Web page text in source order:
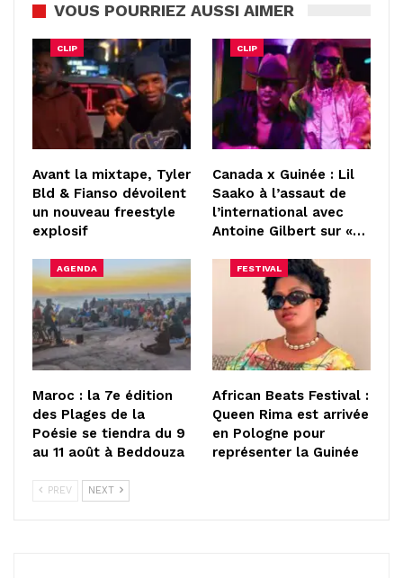
VOUS POURRIEZ AUSSI AIMER
CLIP
Avant la mixtape, Tyler
Bld & Fianso dévoilent
un nouveau freestyle
explosif
CLIP
Canada x Guinée : Lil
Saako à l’assaut de
l’international avec
Antoine Gilbert sur «…
AGENDA
Maroc : la 7e édition
des Plages de la
Poésie se tiendra du 9
au 11 août à Beddouza
FESTIVAL
African Beats Festival :
Queen Rima est arrivée
en Pologne pour
représenter la Guinée
PREV NEXT